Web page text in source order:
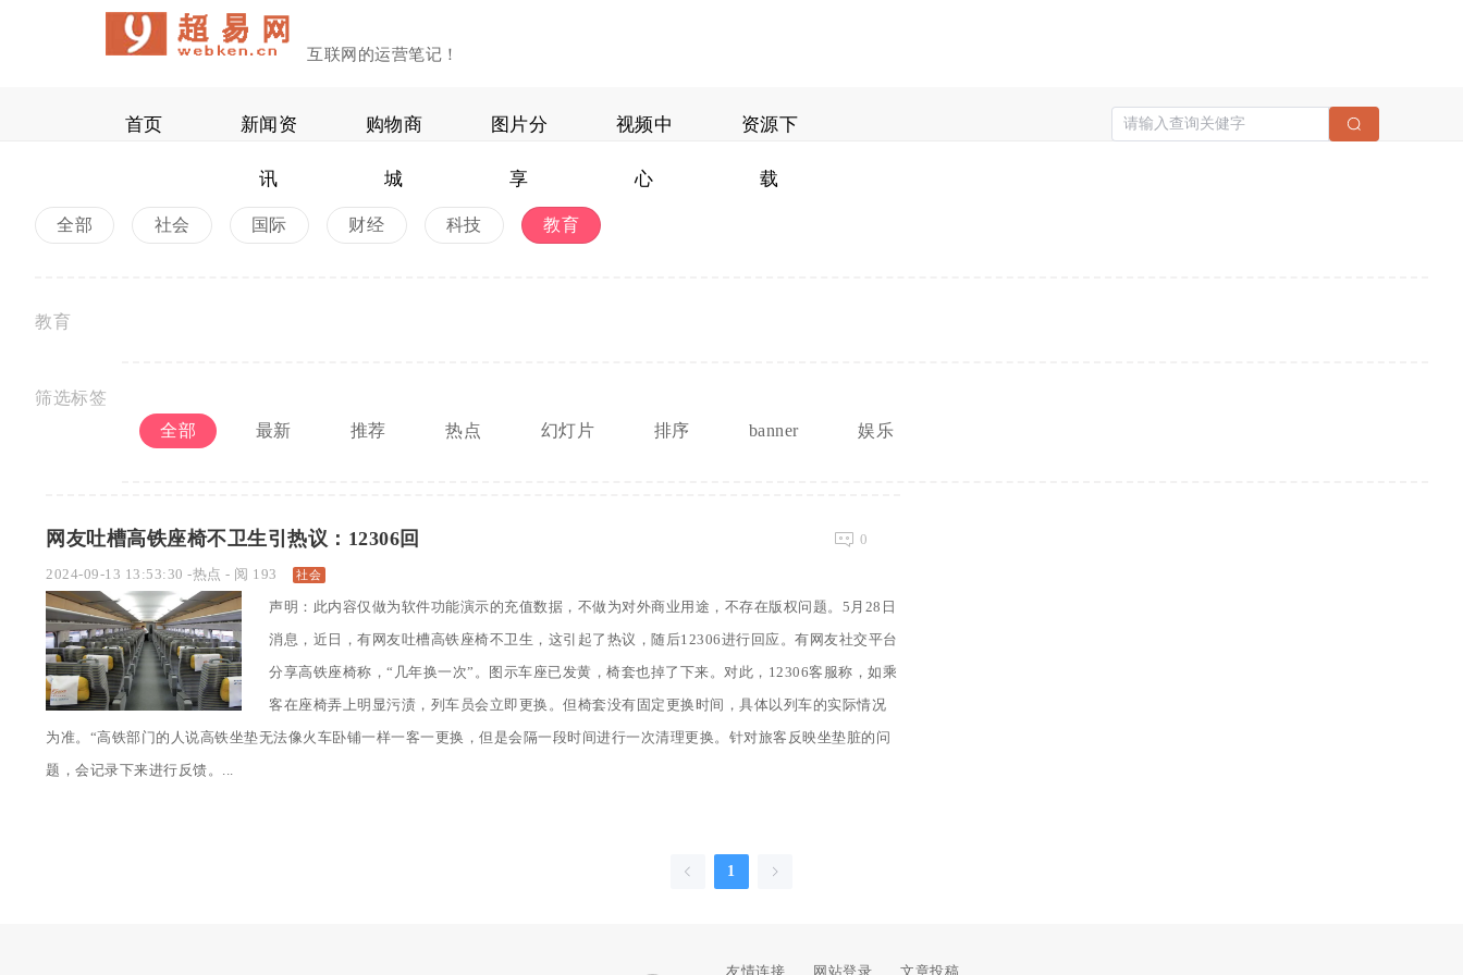
互联网的运营笔记！
首页 新闻资
讯
购物商
城
图片分
享
视频中
心
资源下
载
全部 社会 国际 财经 科技 教育
教育
筛选标签
全部
最新 推荐 热点 幻灯片 排序 banner 娱乐
0
网友吐槽高铁座椅不卫生引热议：12306回
2024-09-13 13:53:30 -热点 - 阅 193 社会
声明：此内容仅做为软件功能演示的充值数据，不做为对外商业用途，不存在版权问题。5月28日
消息，近日，有网友吐槽高铁座椅不卫生，这引起了热议，随后12306进行回应。有网友社交平台
分享高铁座椅称，“几年换一次”。图示车座已发黄，椅套也掉了下来。对此，12306客服称，如乘
客在座椅弄上明显污渍，列车员会立即更换。但椅套没有固定更换时间，具体以列车的实际情况
为准。“高铁部门的人说高铁坐垫无法像火车卧铺一样一客一更换，但是会隔一段时间进行一次清理更换。针对旅客反映坐垫脏的问
题，会记录下来进行反馈。...
1
友情连接 网站登录 文章投稿